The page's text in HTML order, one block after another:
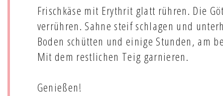
Frischkäse mit Erythrit glatt rühren. Die
verrühren. Sahne steif schlagen und
Boden schütten und einige Stunden, am
Mit dem restlichen Teig garnieren.
Genießen!